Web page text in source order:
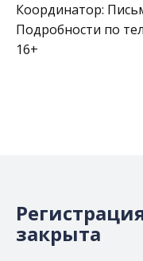
Координатор:
Подробности по
16+
закрыта